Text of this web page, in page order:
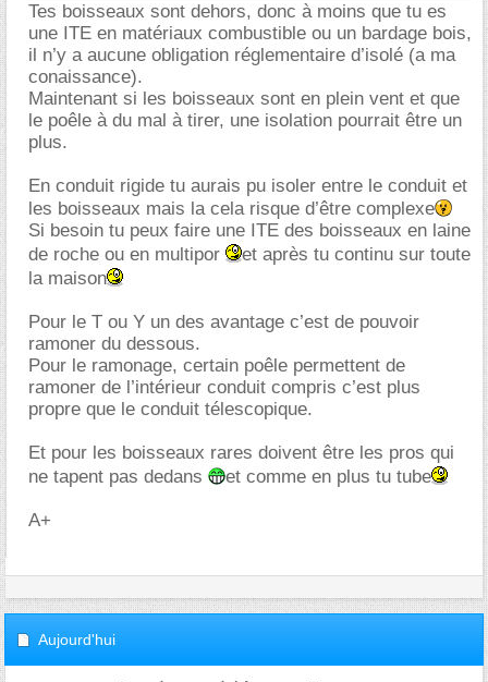
Tes boisseaux sont dehors, donc à moins que tu es
une ITE en matériaux combustible ou un bardage bois,
il n’y a aucune obligation réglementaire d’isolé (a ma
conaissance).
Maintenant si les boisseaux sont en plein vent et que
le poêle à du mal à tirer, une isolation pourrait être un
plus.
En conduit rigide tu aurais pu isoler entre le conduit et
les boisseaux mais la cela risque d’être complexe
Si besoin tu peux faire une ITE des boisseaux en laine
de roche ou en multipor
et après tu continu sur toute
la maison
Pour le T ou Y un des avantage c’est de pouvoir
ramoner du dessous.
Pour le ramonage, certain poêle permettent de
ramoner de l’intérieur conduit compris c’est plus
propre que le conduit télescopique.
Et pour les boisseaux rares doivent être les pros qui
ne tapent pas dedans
et comme en plus tu tube
A+
Aujourd'hui